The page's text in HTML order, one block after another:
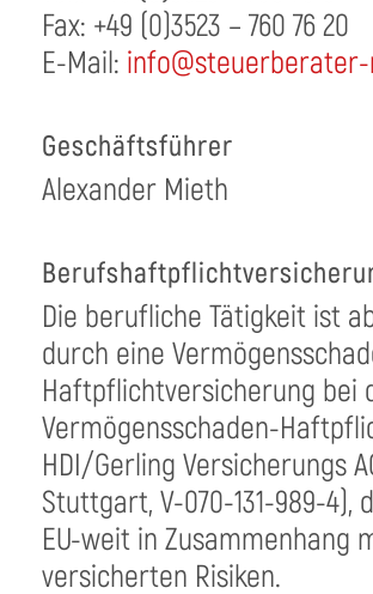
Fax: +49 (0)3523 – 760 76 20
E-Mail:
Geschäftsführer
Alexander Mieth
Die berufliche Tätigkeit ist
durch eine
Haftpflichtversicherung bei
Vermögensschaden-
HDI/Gerling Versicherungs
Stuttgart, V-070-131-989-4),
EU-weit in Zusammenhang
versicherten Risiken.